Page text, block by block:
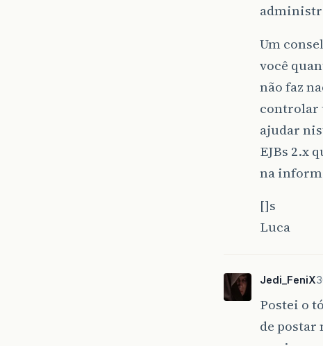
Um
você
não faz
controlar
ajudar
EJBs 2.x
na
[]s
Luca
Jedi_FeniX
Postei o
de postar